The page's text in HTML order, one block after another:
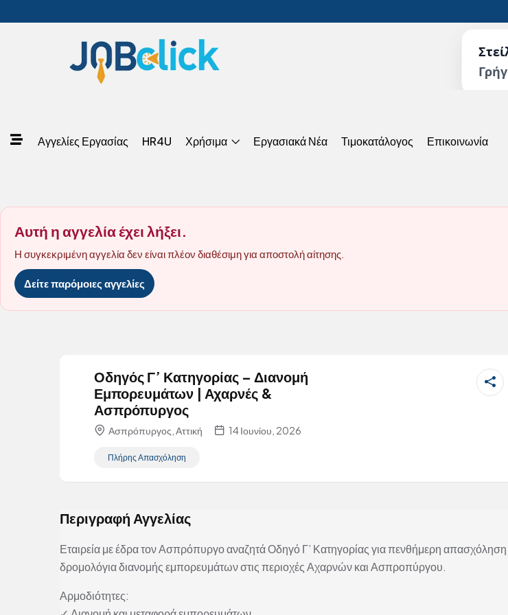
Αγγελίες Εργασίας HR4U Χρήσιμα Εργασιακά Νέα Τιμοκατάλογος Επικοινωνία
Αυτή η αγγελία έχει λήξει.
Η συγκεκριμένη αγγελία δεν είναι πλέον διαθέσιμη για αποστολή αίτησης.
Δείτε παρόμοιες αγγελίες
Οδηγός Γ’ Κατηγορίας – Διανομή
Εμπορευμάτων | Αχαρνές &
Ασπρόπυργος
Ασπρόπυργος, Αττική 14 Ιουνίου, 2026
Πλήρης Απασχόληση
Περιγραφή Αγγελίας
Εταιρεία με έδρα τον Ασπρόπυργο αναζητά Οδηγό Γ’ Κατηγορίας για πενθήμερη
δρομολόγια διανομής εμπορευμάτων στις περιοχές Αχαρνών και Ασπροπύργου.
Αρμοδιότητες: